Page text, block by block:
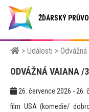
ŽĎÁRSKÝ
> Události >
ODVÁŽNÁ VAIANA /
26. července 2026 - 26.
film USA (komedie/